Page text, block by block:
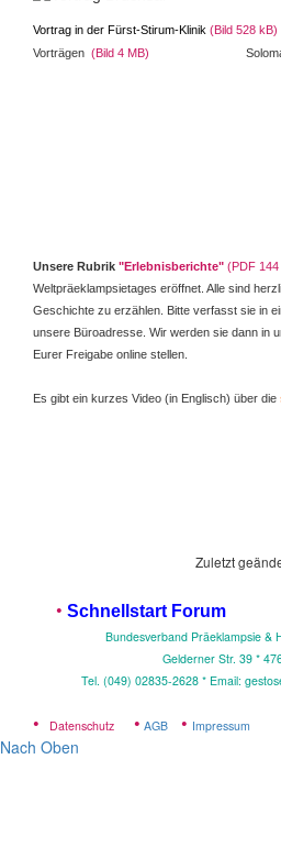
Vortrag in der Fürst-Stirum-Klinik (Bild 528
Vorträgen (Bild 4 MB)
Unsere Rubrik "Erlebnisberichte" (PDF 144
Weltpräeklampsietages eröffnet. Alle sind
Geschichte zu erzählen. Bitte verfasst sie in
unsere Büroadresse. Wir werden sie dann in
Eurer Freigabe online stellen.
Es gibt ein kurzes Video (in Englisch) über die
Zuletzt
• Schnellstart Forum
Bundesverband Präeklampsie &
Gelderner Str. 39 * 4
Tel. (049) 02835-2628 * Email:
• Datenschutz • AGB • Impressum
Nach Oben